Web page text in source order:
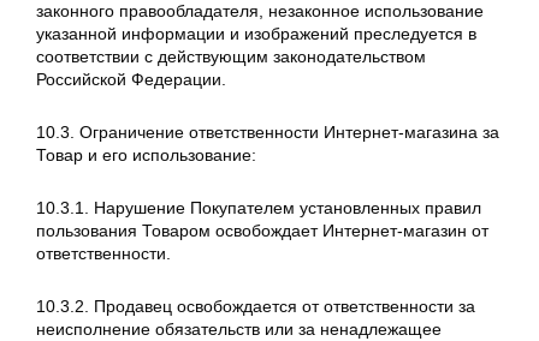
законного правообладателя, незаконное использование
указанной информации и изображений преследуется в
соответствии с действующим законодательством
Российской Федерации.
10.3. Ограничение ответственности Интернет-магазина за
Товар и его использование:
10.3.1. Нарушение Покупателем установленных правил
пользования Товаром освобождает Интернет-магазин от
ответственности.
10.3.2. Продавец освобождается от ответственности за
неисполнение обязательств или за ненадлежащее